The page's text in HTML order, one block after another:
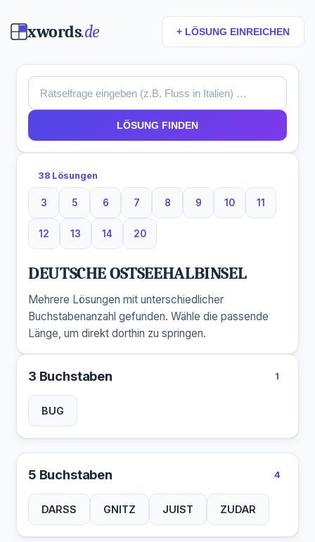
xwords.de + LÖSUNG EINREICHEN
LÖSUNG FINDEN
38 Lösungen
3
3 Buchstaben
5
5 Buchstaben
6
6 Buchstaben
7
7 Buchstaben
8
8 Buchstaben
9
9 Buchstaben
10
10 Buchstaben
11
11
12
12 Buchstaben
13
13 Buchstaben
14
14 Buchstaben
20
20 Buchstaben
DEUTSCHE OSTSEEHALBINSEL
Mehrere Lösungen mit unterschiedlicher
Buchstabenanzahl gefunden. Wähle die passende
Länge, um direkt dorthin zu springen.
3 Buchstaben 1
BUG
5 Buchstaben 4
DARSS GNITZ JUIST ZUDAR